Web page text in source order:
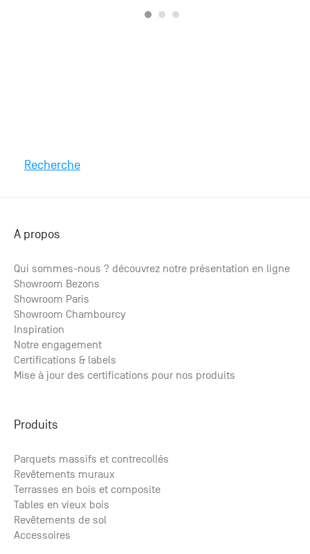
Recherche
A propos
Qui sommes-nous ? découvrez notre présentation en ligne
Showroom Bezons
Showroom Paris
Showroom Chambourcy
Inspiration
Notre engagement
Certifications & labels
Mise à jour des certifications pour nos produits
Produits
Parquets massifs et contrecollés
Revêtements muraux
Terrasses en bois et composite
Tables en vieux bois
Revêtements de sol
Accessoires